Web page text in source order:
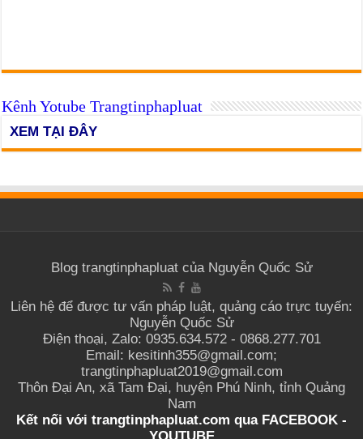
Kênh Yotube Trangtinphapluat
XEM TẠI ĐÂY
Blog trangtinphapluat của Nguyễn Quốc Sử
Liên hệ để được tư vấn pháp luật, quảng cáo trực tuyến:
Nguyễn Quốc Sử
Điện thoại, Zalo: 0935.634.572 - 0868.277.701
Email: kesitinh355@gmail.com;
trangtinphapluat2019@gmail.com
Thôn Đại An, xã Tam Đại, huyện Phú Ninh, tỉnh Quảng
Nam
Kết nối với trangtinphapluat.com quaFACEBOOK -